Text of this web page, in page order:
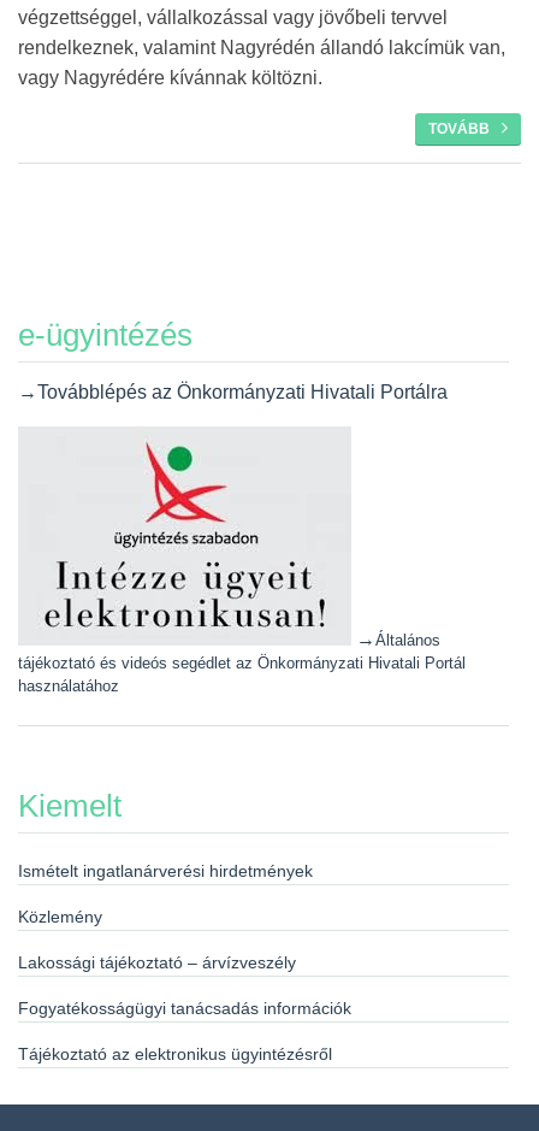
végzettséggel, vállalkozással vagy jövőbeli tervvel
rendelkeznek, valamint Nagyrédén állandó lakcímük van,
vagy Nagyrédére kívánnak költözni.
TOVÁBB
e-ügyintézés
→Továbblépés az Önkormányzati Hivatali Portálra
→ Általános
tájékoztató és videós segédlet az Önkormányzati Hivatali Portál
használatához
Kiemelt
Ismételt ingatlanárverési hirdetmények
Közlemény
Lakossági tájékoztató – árvízveszély
Fogyatékosságügyi tanácsadás információk
Tájékoztató az elektronikus ügyintézésről